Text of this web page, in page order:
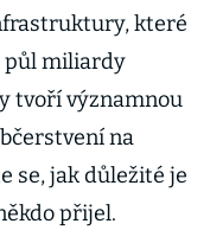
které
půl miliardy
tvoří významnou
na
se, jak důležité je
přijel.